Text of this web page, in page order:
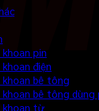
khoan pin
khoan điện
khoan bê tông
khoan bê tông dùng
khoan từ